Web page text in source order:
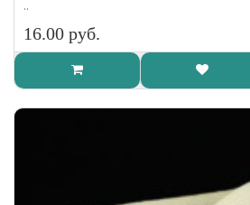
..
16.00 руб.